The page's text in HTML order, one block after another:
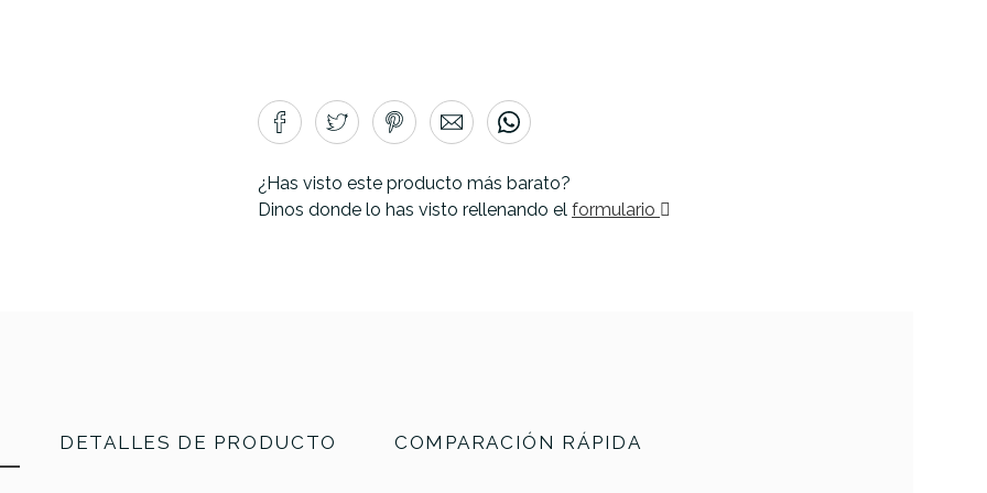
¿Has visto este producto más barato?
Dinos donde lo has visto rellenando el formulario
DETALLES DE PRODUCTO COMPARACIÓN RÁPIDA